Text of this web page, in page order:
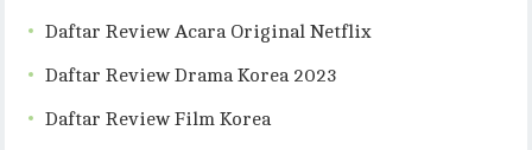
Daftar Review Acara Original Netflix
Daftar Review Drama Korea 2023
Daftar Review Film Korea